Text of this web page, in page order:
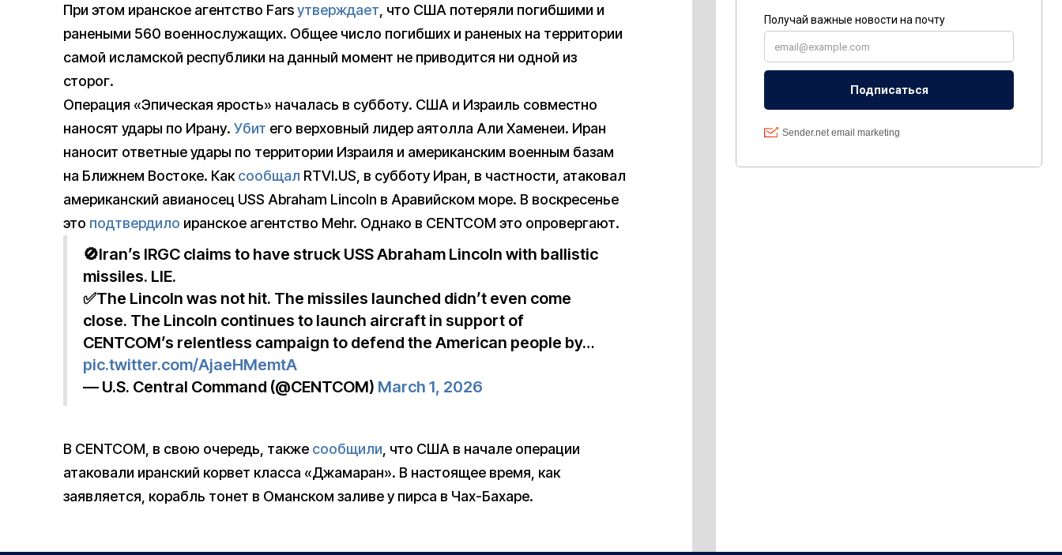
При этом иранское агентство Farsутверждает, что США потеряли погибшими и
ранеными 560 военнослужащих. Общее число погибших и раненых на территории
самой исламской республики на данный момент не приводится ни одной из
сторог.
Операция «Эпическая ярость» началась в субботу. США и Израиль совместно
наносят удары по Ирану. Убит его верховный лидер аятолла Али Хаменеи. Иран
наносит ответные удары по территории Израиля и американским военным базам
на Ближнем Востоке. Каксообщал RTVI.US, в субботу Иран, в частности, атаковал
американский авианосец USS Abraham Lincoln в Аравийском море. В воскресенье
это подтвердило иранское агентство Mehr. Однако в CENTCOM это опровергают.
🚫Iran’s IRGC claims to have struck USS Abraham Lincoln with ballistic
missiles. LIE.
✅The Lincoln was not hit. The missiles launched didn’t even come
close. The Lincoln continues to launch aircraft in support of
CENTCOM’s relentless campaign to defend the American people by…
pic.twitter.com/AjaeHMemtA
— U.S. Central Command (@CENTCOM) March 1, 2026
В CENTCOM, в свою очередь, также сообщили, что США в начале операции
атаковали иранский корвет класса «Джамаран». В настоящее время, как
заявляется, корабль тонет в Оманском заливе у пирса в Чах-Бахаре.